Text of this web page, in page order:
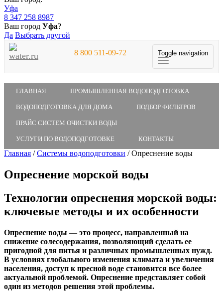
Уфа
8 347 258 8987
Ваш город Уфа?
Да Выбрать другой
Toggle navigation
8 800 511-09-72
ГЛАВНАЯ ПРОМЫШЛЕННАЯ ВОДОПОДГОТОВКА
ВОДОПОДГОТОВКА ДЛЯ ДОМА ПОДБОР ФИЛЬТРОВ
ПРАЙС СИСТЕМ ОЧИСТКИ ВОДЫ
УСЛУГИ ПО ВОДОПОДГОТОВКЕ КОНТАКТЫ
Главная /Системы водоподготовки /Опреснение воды
Опреснение морской воды
Технологии опреснения морской воды:
ключевые методы и их особенности
Опреснение воды — это процесс, направленный на
снижение солесодержания, позволяющий сделать ее
пригодной для питья и различных промышленных нужд.
В условиях глобального изменения климата и увеличения
населения, доступ к пресной воде становится все более
актуальной проблемой. Опреснение представляет собой
один из методов решения этой проблемы.